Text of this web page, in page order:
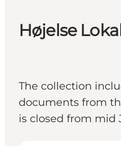
Højelse
The collection
documents from
is closed from mid